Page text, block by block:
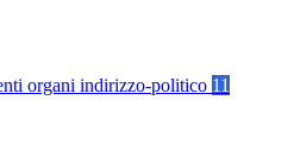
organi indirizzo-politico 11